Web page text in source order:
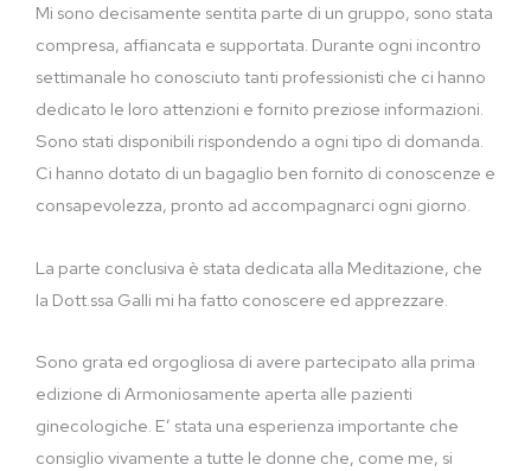
Mi sono decisamente sentita parte di un gruppo, sono stata
compresa, affiancata e supportata. Durante ogni incontro
settimanale ho conosciuto tanti professionisti che ci hanno
dedicato le loro attenzioni e fornito preziose informazioni.
Sono stati disponibili rispondendo a ogni tipo di domanda.
Ci hanno dotato di un bagaglio ben fornito di conoscenze e
consapevolezza, pronto ad accompagnarci ogni giorno.
La parte conclusiva è stata dedicata alla Meditazione, che
la Dott.ssa Galli mi ha fatto conoscere ed apprezzare.
Sono grata ed orgogliosa di avere partecipato alla prima
edizione di Armoniosamente aperta alle pazienti
ginecologiche. E’ stata una esperienza importante che
consiglio vivamente a tutte le donne che, come me, si